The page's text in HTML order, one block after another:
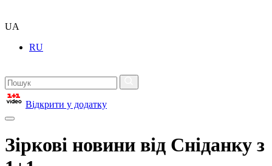
UA
RU
Відкрити у додатку
Зіркові новини від Сніданку з